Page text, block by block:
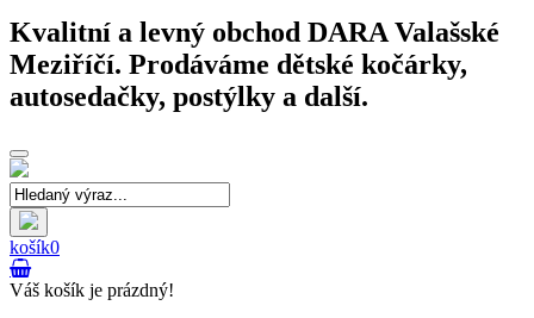
Kvalitní a levný obchod DARA Valašské
Meziříčí. Prodáváme dětské kočárky,
autosedačky, postýlky a další.
Toggle
navigation
košík0
Váš košík je prázdný!